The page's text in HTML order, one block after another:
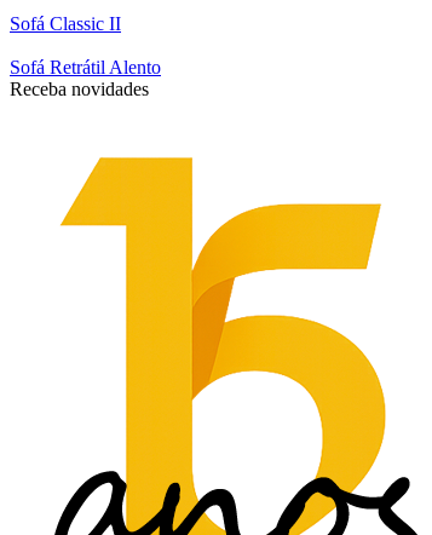
Sofá Classic II
Sofá Retrátil Alento
Receba novidades